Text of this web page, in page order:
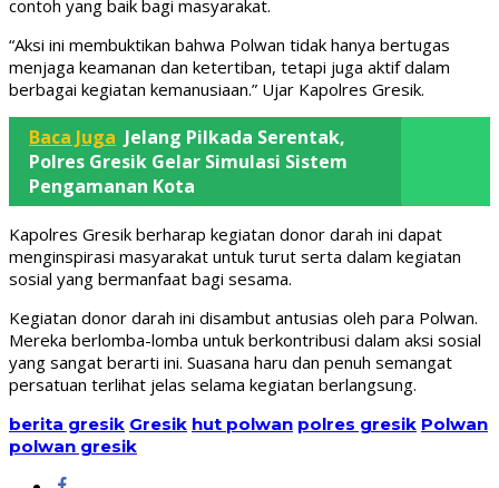
contoh yang baik bagi masyarakat.
“Aksi ini membuktikan bahwa Polwan tidak hanya bertugas
menjaga keamanan dan ketertiban, tetapi juga aktif dalam
berbagai kegiatan kemanusiaan.” Ujar Kapolres Gresik.
Baca Juga Jelang Pilkada Serentak,
Polres Gresik Gelar Simulasi Sistem
Pengamanan Kota
Kapolres Gresik berharap kegiatan donor darah ini dapat
menginspirasi masyarakat untuk turut serta dalam kegiatan
sosial yang bermanfaat bagi sesama.
Kegiatan donor darah ini disambut antusias oleh para Polwan.
Mereka berlomba-lomba untuk berkontribusi dalam aksi sosial
yang sangat berarti ini. Suasana haru dan penuh semangat
persatuan terlihat jelas selama kegiatan berlangsung.
berita gresik Gresik hut polwan polres gresik Polwan
polwan gresik